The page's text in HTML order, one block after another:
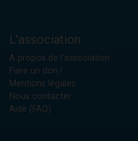
L'association
A propos de l'association
Faire un don !
Mentions légales
Nous contacter
Aide (FAQ)